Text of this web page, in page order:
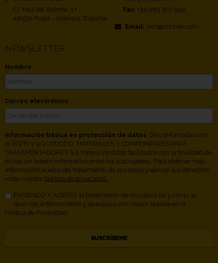
C/ Mas del Bombo, 17
46530 Puzol - Valencia (España)
Fax: +34 963 307 992
Email: mct@mct-es.com
NEWSLETTER
Nombre
Correo electrónico
Información básica en protección de datos . De conformidad con
el RGPD y la LOPDGDD, MATERIALES Y COMPONENTES PARA
TRANSPORTADORES S.A tratará los datos facilitados con la finalidad de
enviar un boletín informativo entre los suscriptores. Para obtener más
información acerca del tratamiento de sus datos y ejercer sus derechos,
visite nuestra política de privacidad.
ENTIENDO Y ACEPTO el tratamiento de mis datos tal y como se
describe anteriormente y se explica con mayor detalle en la
Política de Privacidad.